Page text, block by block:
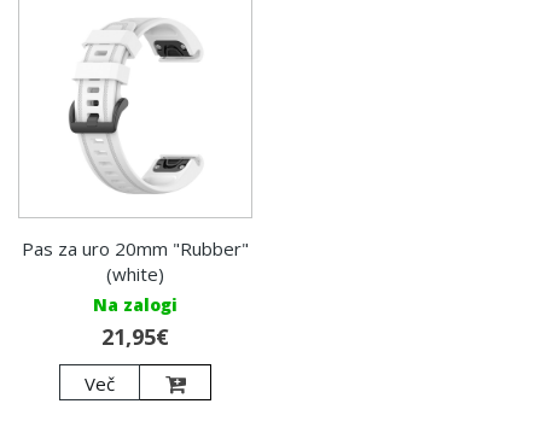
Pas za uro 20mm "Rubber"
(white)
Na zalogi
21,95€
Več